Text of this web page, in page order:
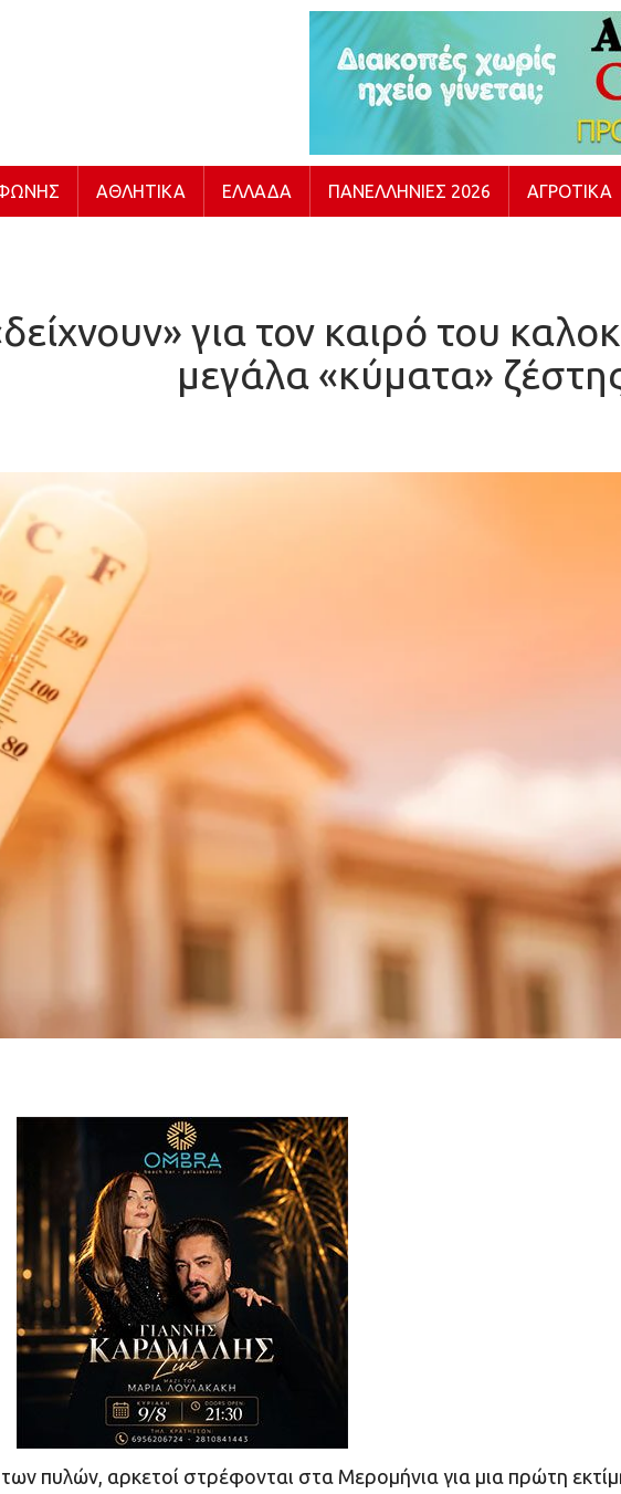
ΑΘΛΗΤΙΚΆ ΕΛΛΆΔΑ ΠΑΝΕΛΛΉΝΙΕΣ 2026 ΑΓΡΟΤΙΚΆ
για τον καιρό του
μεγάλα «κύματα»
πυλών, αρκετοί στρέφονται στα Μερομήνια για μια πρώτη